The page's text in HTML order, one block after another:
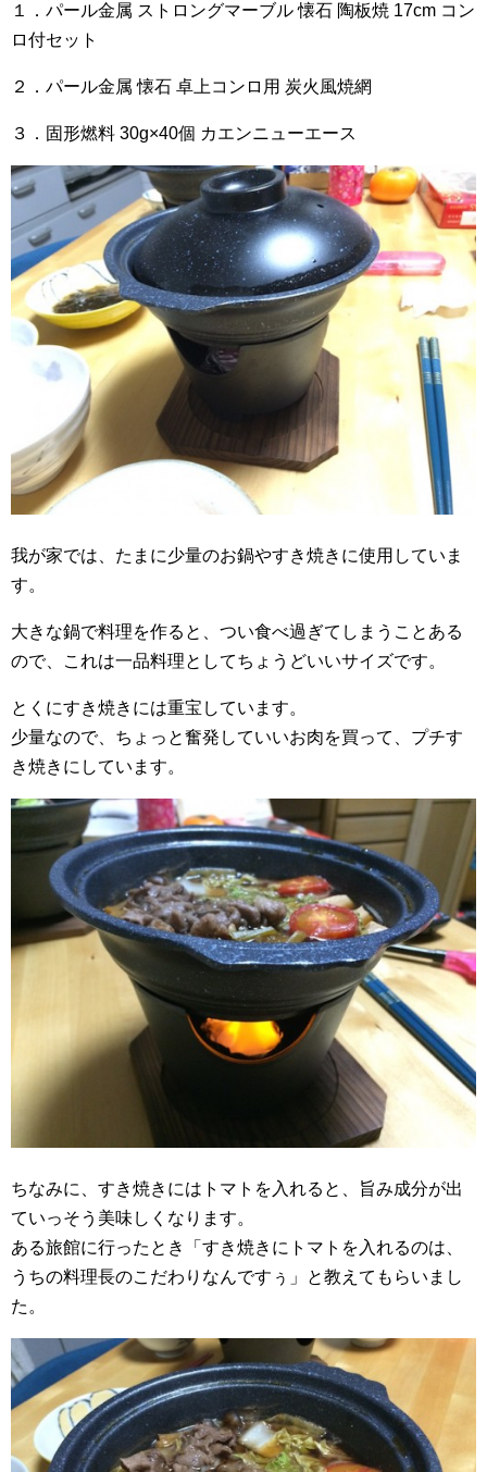
１．パール金属 ストロングマーブル 懐石 陶板焼 17cm コン
ロ付セット
２．パール金属 懐石 卓上コンロ用 炭火風焼網
３．固形燃料 30g×40個 カエンニューエース
我が家では、たまに少量のお鍋やすき焼きに使用していま
す。
大きな鍋で料理を作ると、つい食べ過ぎてしまうことある
ので、これは一品料理としてちょうどいいサイズです。
とくにすき焼きには重宝しています。
少量なので、ちょっと奮発していいお肉を買って、プチす
き焼きにしています。
ちなみに、すき焼きにはトマトを入れると、旨み成分が出
ていっそう美味しくなります。
ある旅館に行ったとき「すき焼きにトマトを入れるのは、
うちの料理長のこだわりなんですぅ」と教えてもらいまし
た。